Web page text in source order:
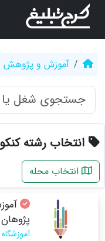
آموزش و پژوهش
انتخاب رشته
انتخاب محله
پژوهان